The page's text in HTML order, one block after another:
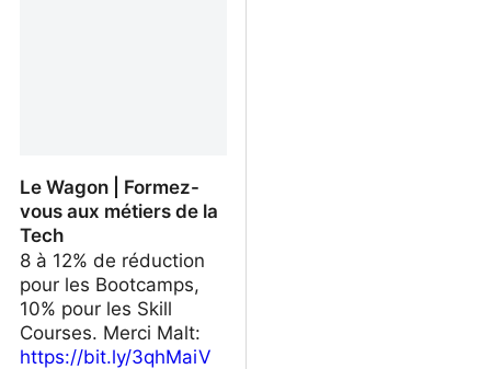
Le Wagon | Formez-
vous aux métiers de la
Tech
8 à 12% de réduction
pour les Bootcamps,
10% pour les Skill
Courses. Merci Malt:
https://bit.ly/3qhMaiV